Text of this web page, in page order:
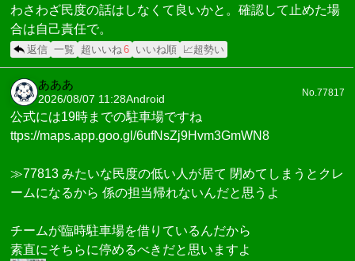
わさわざ民度の話はしなくて良いかと。確認して止めた場
合は自己責任で。
返信 一覧 超いいね6 いいね順 📈超勢い
あああ
2026/08/07 11:28Android
No.77817
公式には19時までの駐車場ですね
ttps://maps.app.goo.gl/6ufNsZj9Hvm3GmWN8
≫77813 みたいな民度の低い人が居て 閉めてしまうとクレ
ームになるから 係の担当帰れないんだと思うよ
チームが臨時駐車場を借りているんだから
素直にそちらに停めるべきだと思いますよ